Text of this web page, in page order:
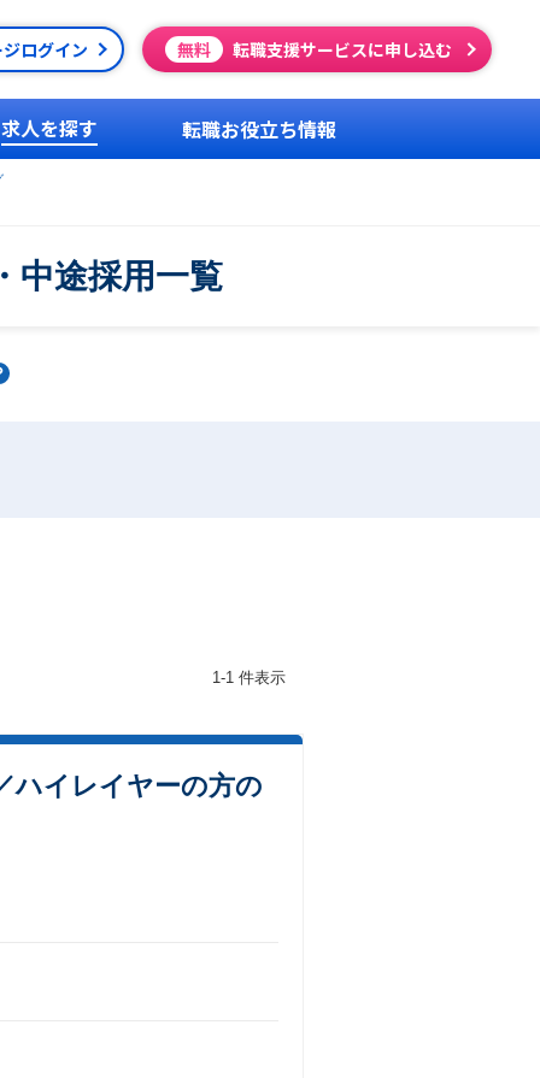
ログイン 無料 転職支援サービスに申し込む
求人を探す 転職お役立ち情報
中途採用一覧
1-1 件表示
ハイレイヤーの方の